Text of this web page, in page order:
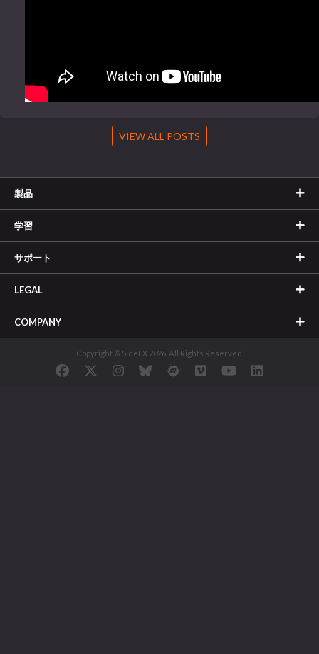
VIEW ALL POSTS
製品
学習
サポート
LEGAL
COMPANY
Copyright © SideFX 2026. All Rights Reserved.